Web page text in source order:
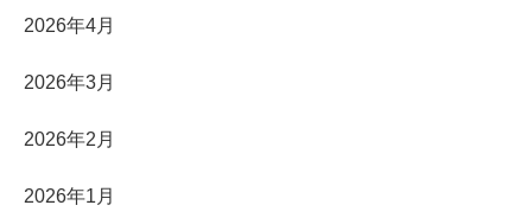
2026年4月
2026年3月
2026年2月
2026年1月